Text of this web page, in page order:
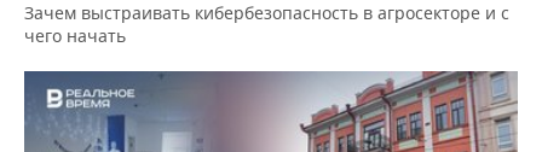
Зачем выстраивать кибербезопасность в агросекторе и с
чего начать